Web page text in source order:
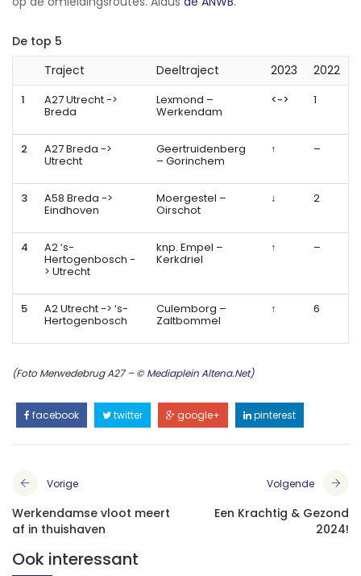
De top 5
Traject
Deeltraject 2023 2022
1 A27 Utrecht ->
Breda
Lexmond –
Werkendam
<-> 1
2 A27 Breda ->
Utrecht
Geertruidenberg
– Gorinchem
↑ –
3 A58 Breda ->
Eindhoven
Moergestel –
Oirschot
↓ 2
4 A2 ‘s-
Hertogenbosch -
> Utrecht
knp. Empel –
Kerkdriel
↑ –
5 A2 Utrecht -> ‘s-
Hertogenbosch
Culemborg –
Zaltbommel
↑ 6
(Foto Merwedebrug A27 – © Mediaplein Altena.Net)
facebook twitter google+ pinterest
Vorige
Werkendamse vloot meert
af in thuishaven
Volgende
Een Krachtig & Gezond
2024!
Ook interessant